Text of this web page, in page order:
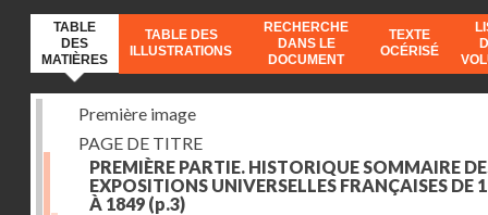
TABLE
DES
MATIÈRES
TABLE DES
ILLUSTRATIONS
RECHERCHE
DANS LE
DOCUMENT
TEXTE
OCÉRISÉ
Première image
PAGE DE TITRE
PREMIÈRE PARTIE. HISTORIQUE SOMMAIRE
EXPOSITIONS UNIVERSELLES FRANÇAISES DE
À 1849 (p.3)